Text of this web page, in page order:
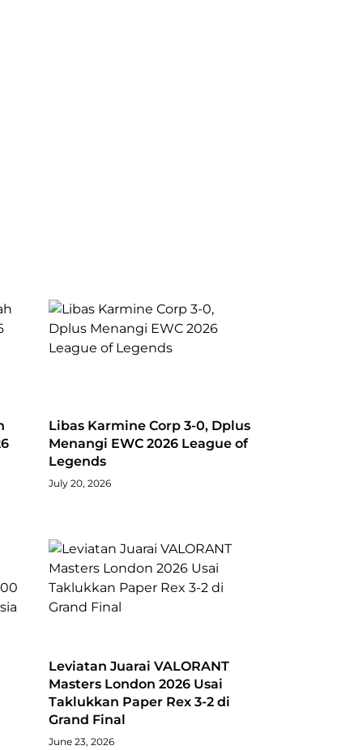
Libas Karmine Corp 3-0, Dplus
Menangi EWC 2026 League of
Legends
July 20, 2026
Leviatan Juarai VALORANT
Masters London 2026 Usai
Taklukkan Paper Rex 3-2 di
Grand Final
June 23, 2026